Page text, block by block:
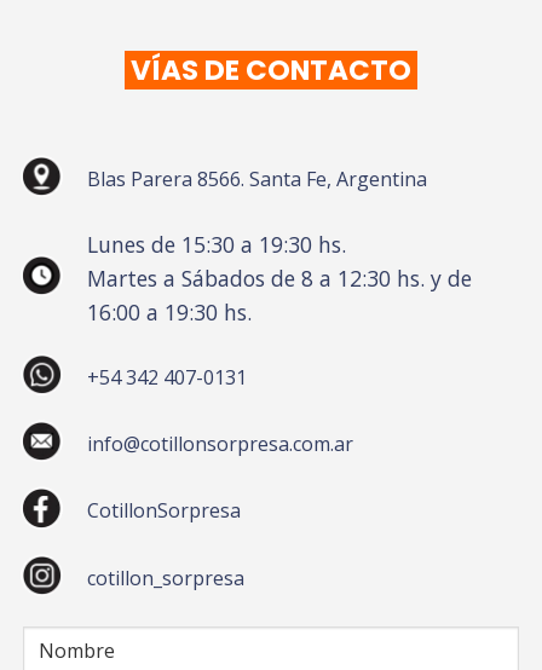
VÍAS DE CONTACTO
Blas Parera 8566. Santa Fe, Argentina
Lunes de 15:30 a 19:30 hs.
Martes a Sábados de 8 a 12:30 hs. y de
16:00 a 19:30 hs.
+54 342 407-0131
info@cotillonsorpresa.com.ar
CotillonSorpresa
cotillon_sorpresa